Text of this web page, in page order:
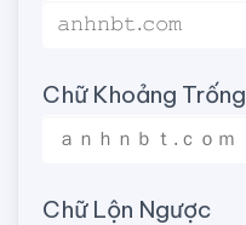
Chữ Khoảng Trống
Chữ Lộn Ngược